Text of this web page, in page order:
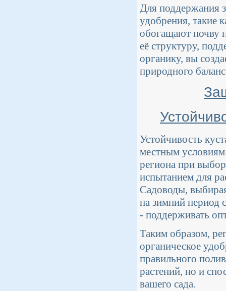
Для поддержания
удобрения, такие
обогащают почву
её структуру,
органику, вы
природного
Устойчивость
местным
региона при
испытанием для
Садоводы,
на зимний период
- поддерживать
Таким образом,
органическое
правильного
растений, но и
вашего сада.